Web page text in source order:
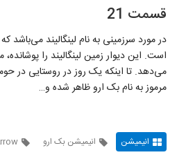
قسمت 21
در مورد سرزمینی به نام لینگالیند
است. این دیوار زمین لینگالیند را
می‌دهد. تا اینکه یک روز در روستایی در
مرموز به نام بک ارو ظاهر شده و…
انیمیشن انیمیشن بک ارو